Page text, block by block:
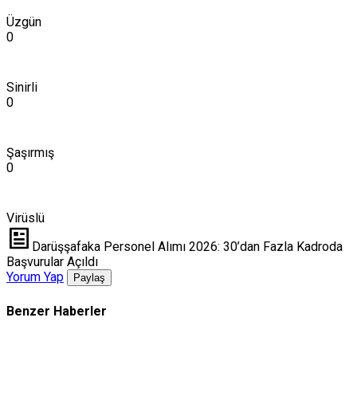
Üzgün
0
Sinirli
0
Şaşırmış
0
Virüslü
Darüşşafaka Personel Alımı 2026: 30’dan Fazla Kadroda
Başvurular Açıldı
Yorum Yap
Paylaş
Benzer Haberler